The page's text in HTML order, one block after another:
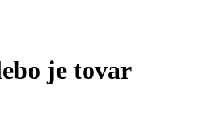
je tovar